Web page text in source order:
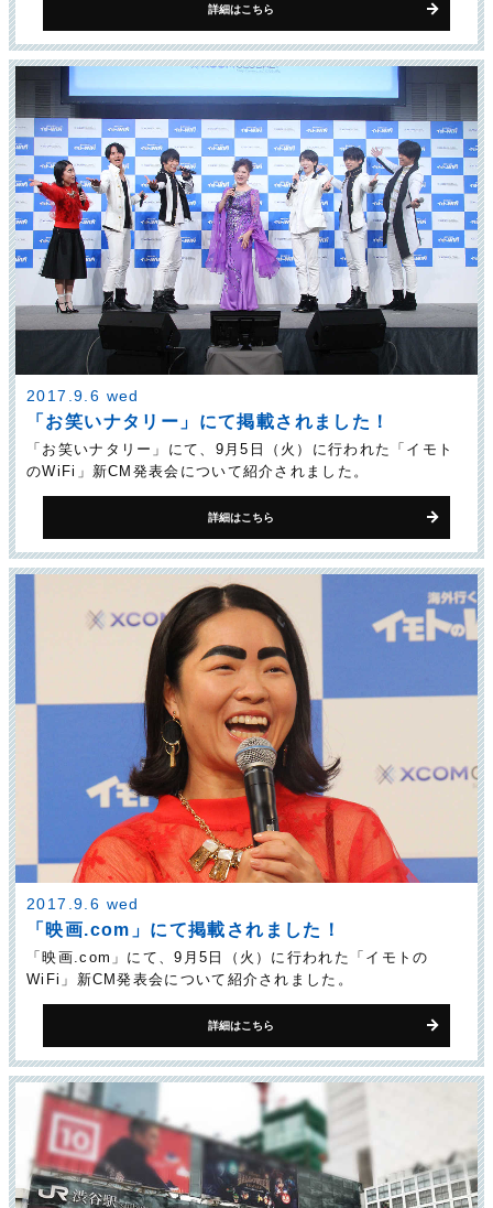
詳細はこちら
2017.9.6 wed
「お笑いナタリー」にて掲載されました！
「お笑いナタリー」にて、9月5日（火）に行われた「イモト
のWiFi」新CM発表会について紹介されました。
詳細はこちら
2017.9.6 wed
「映画.com」にて掲載されました！
「映画.com」にて、9月5日（火）に行われた「イモトの
WiFi」新CM発表会について紹介されました。
詳細はこちら